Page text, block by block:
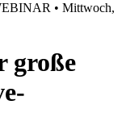
• Mittwoch,
große